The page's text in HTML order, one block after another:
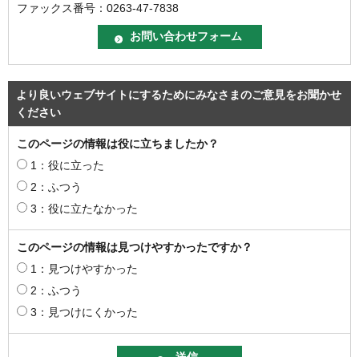
ファックス番号：0263-47-7838
より良いウェブサイトにするためにみなさまのご意見をお聞かせ
ください
このページの情報は役に立ちましたか？
1：役に立った
2：ふつう
3：役に立たなかった
このページの情報は見つけやすかったですか？
1：見つけやすかった
2：ふつう
3：見つけにくかった